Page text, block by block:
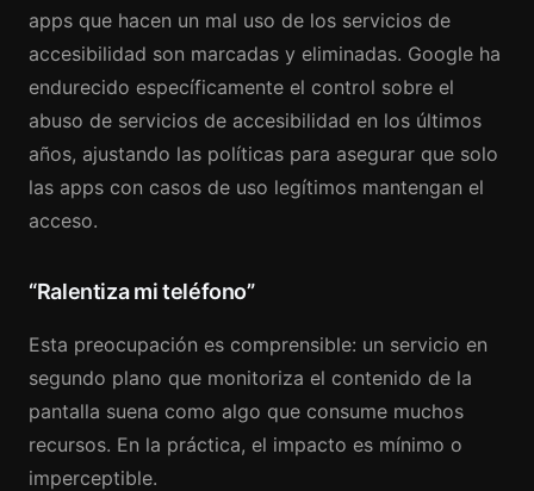
apps que hacen un mal uso de los servicios de
accesibilidad son marcadas y eliminadas. Google ha
endurecido específicamente el control sobre el
abuso de servicios de accesibilidad en los últimos
años, ajustando las políticas para asegurar que solo
las apps con casos de uso legítimos mantengan el
acceso.
“Ralentiza mi teléfono”
Esta preocupación es comprensible: un servicio en
segundo plano que monitoriza el contenido de la
pantalla suena como algo que consume muchos
recursos. En la práctica, el impacto es mínimo o
imperceptible.